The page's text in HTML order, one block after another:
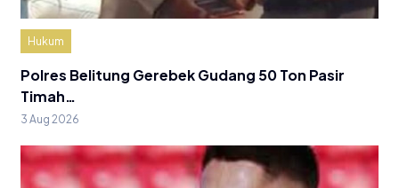
Hukum
Polres Belitung Gerebek Gudang 50 Ton Pasir
Timah…
3 Aug 2026